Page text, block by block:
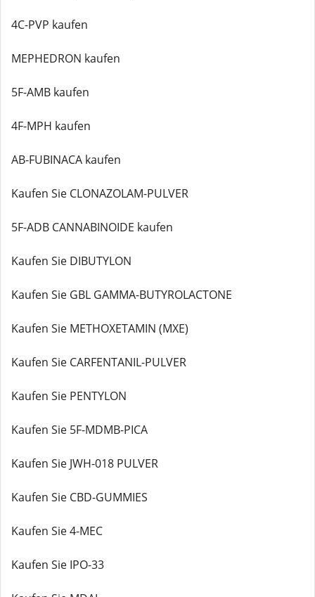
4C-PVP kaufen
MEPHEDRON kaufen
5F-AMB kaufen
4F-MPH kaufen
AB-FUBINACA kaufen
Kaufen Sie CLONAZOLAM-PULVER
5F-ADB CANNABINOIDE kaufen
Kaufen Sie DIBUTYLON
Kaufen Sie GBL GAMMA-BUTYROLACTONE
Kaufen Sie METHOXETAMIN (MXE)
Kaufen Sie CARFENTANIL-PULVER
Kaufen Sie PENTYLON
Kaufen Sie 5F-MDMB-PICA
Kaufen Sie JWH-018 PULVER
Kaufen Sie CBD-GUMMIES
Kaufen Sie 4-MEC
Kaufen Sie IPO-33